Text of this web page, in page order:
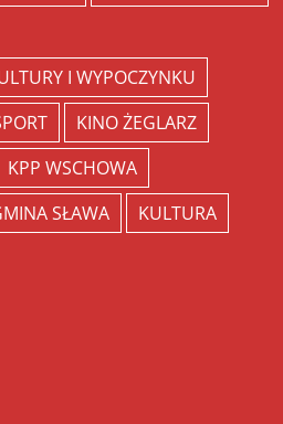
I WYPOCZYNKU
KINO ŻEGLARZ
KPP WSCHOWA
SŁAWA KULTURA